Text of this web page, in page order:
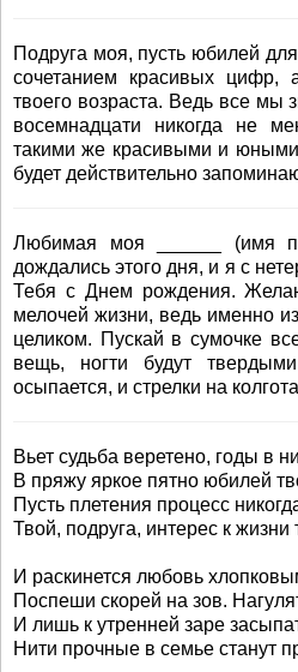
Подруга моя, пусть юбилей
сочетанием красивых цифр,
твоего возраста. Ведь все мы
восемнадцати никогда не
такими же красивыми и
будет действительно
Любимая моя ______ (имя
дождались этого дня, и я с
Тебя с Днем рождения.
мелочей жизни, ведь именно
целиком. Пускай в сумочке
вещь, ногти будут
осыпается, и стрелки на
Вьет судьба веретено, годы в
В пряжу яркое пятно юбилей
Пусть плетения процесс
Твой, подруга, интерес к жизни
И раскинется любовь
Поспеши скорей на зов.
И лишь к утренней заре
Нити прочные в семье станут